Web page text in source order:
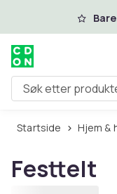
Hopp til
Søk etter produkter
Startside Hjem &
Festtelt